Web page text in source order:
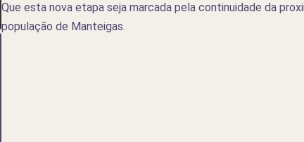
Que esta nova etapa seja marcada pela continuidade da
população de Manteigas.